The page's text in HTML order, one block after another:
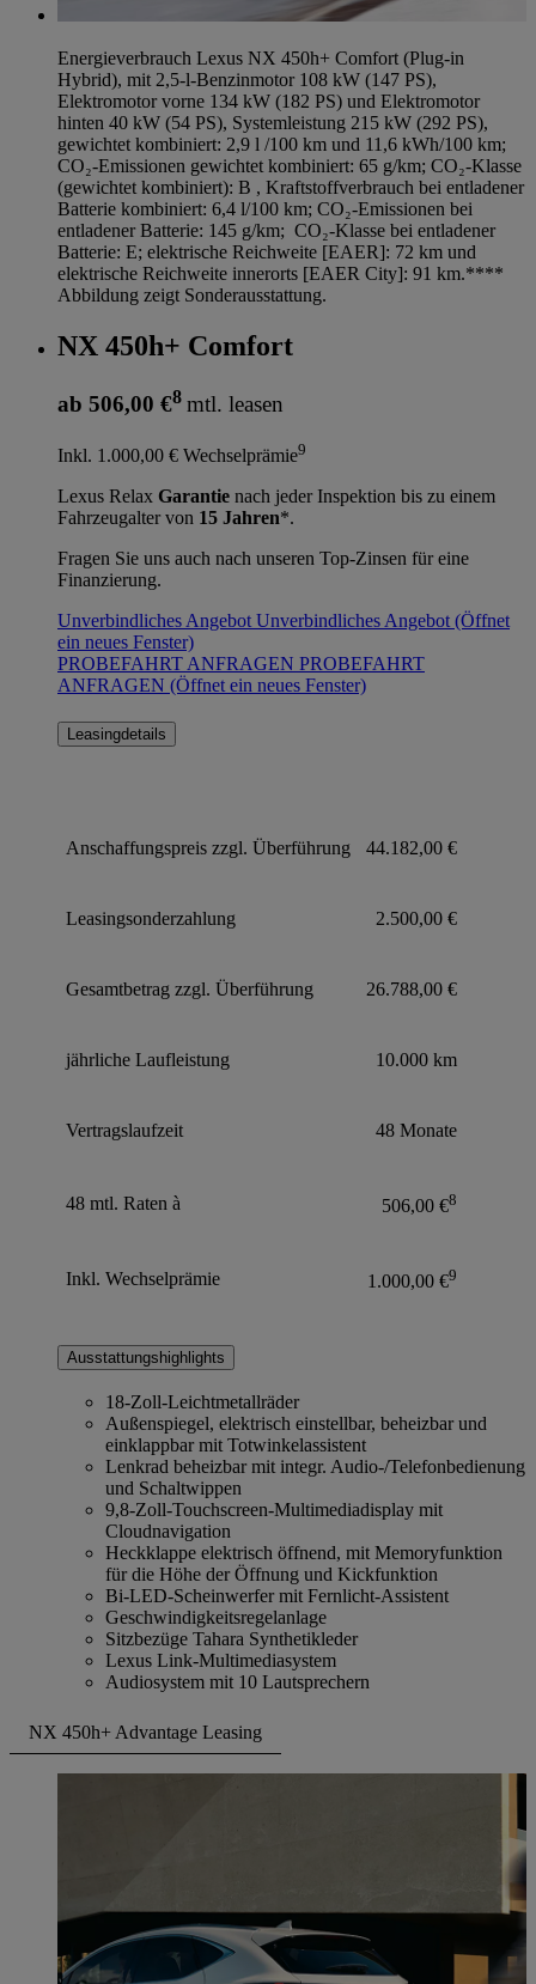
Energieverbrauch Lexus NX 450h+ Comfort (Plug-in
Hybrid), mit 2,5-l-Benzinmotor 108 kW (147 PS),
Elektromotor vorne 134 kW (182 PS) und Elektromotor
hinten 40 kW (54 PS), Systemleistung 215 kW (292 PS),
gewichtet kombiniert: 2,9 l /100 km und 11,6 kWh/100 km;
CO₂-Emissionen gewichtet kombiniert: 65 g/km; CO₂-Klasse
(gewichtet kombiniert): B , Kraftstoffverbrauch bei entladener
Batterie kombiniert: 6,4 l/100 km; CO₂-Emissionen bei
entladener Batterie: 145 g/km; CO₂-Klasse bei entladener
Batterie: E; elektrische Reichweite [EAER]: 72 km und
elektrische Reichweite innerorts [EAER City]: 91 km.****
Abbildung zeigt Sonderausstattung.
NX 450h+ Comfort
ab 506,00 €8 mtl. leasen
Inkl. 1.000,00 € Wechselprämie9
Lexus Relax Garantie nach jeder Inspektion bis zu einem
Fahrzeugalter von 15 Jahren*.
Fragen Sie uns auch nach unseren Top-Zinsen für eine
Finanzierung.
Unverbindliches AngebotUnverbindliches Angebot(Öffnet
ein neues Fenster)
PROBEFAHRT ANFRAGEN PROBEFAHRT
ANFRAGEN (Öffnet ein neues Fenster)
Leasingdetails
Anschaffungspreis zzgl. Überführung 44.182,00 €
Leasingsonderzahlung 2.500,00 €
Gesamtbetrag zzgl. Überführung 26.788,00 €
jährliche Laufleistung 10.000 km
Vertragslaufzeit 48 Monate
48 mtl. Raten à 506,00 €8
Inkl. Wechselprämie 1.000,00 €9
Ausstattungshighlights
18-Zoll-Leichtmetallräder
Außenspiegel, elektrisch einstellbar, beheizbar und
einklappbar mit Totwinkelassistent
Lenkrad beheizbar mit integr. Audio-/Telefonbedienung
und Schaltwippen
9,8-Zoll-Touchscreen-Multimediadisplay mit
Cloudnavigation
Heckklappe elektrisch öffnend, mit Memoryfunktion
für die Höhe der Öffnung und Kickfunktion
Bi-LED-Scheinwerfer mit Fernlicht-Assistent
Geschwindigkeitsregelanlage
Sitzbezüge Tahara Synthetikleder
Lexus Link-Multimediasystem
Audiosystem mit 10 Lautsprechern
NX 450h+ Advantage Leasing